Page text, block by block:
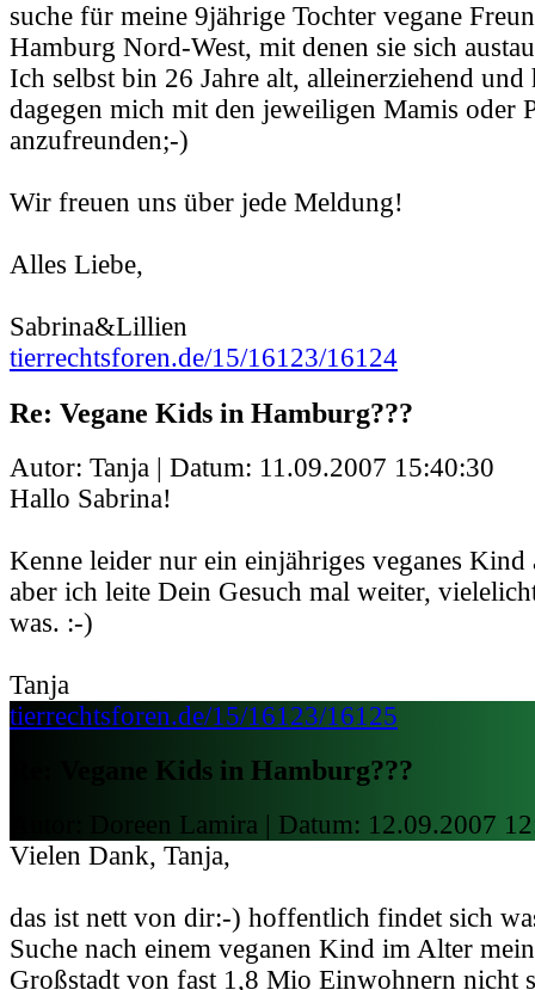
suche für meine 9jährige Tochter vegane
Hamburg Nord-West, mit denen sie sich
Ich selbst bin 26 Jahre alt, alleinerziehend und
dagegen mich mit den jeweiligen Mamis oder
anzufreunden;-)
Wir freuen uns über jede Meldung!
Alles Liebe,
Sabrina&Lillien
tierrechtsforen.de/15/16123/16124
Re: Vegane Kids in Hamburg???
Autor: Tanja | Datum: 11.09.2007 15:40:30
Hallo Sabrina!
Kenne leider nur ein einjähriges veganes
aber ich leite Dein Gesuch mal weiter,
was. :-)
Tanja
tierrechtsforen.de/15/16123/16125
Re: Vegane Kids in Hamburg???
Autor: Doreen Lamira | Datum: 12.09.2007
Vielen Dank, Tanja,
das ist nett von dir:-) hoffentlich findet sich
Suche nach einem veganen Kind im Alter
Großstadt von fast 1,8 Mio Einwohnern nicht